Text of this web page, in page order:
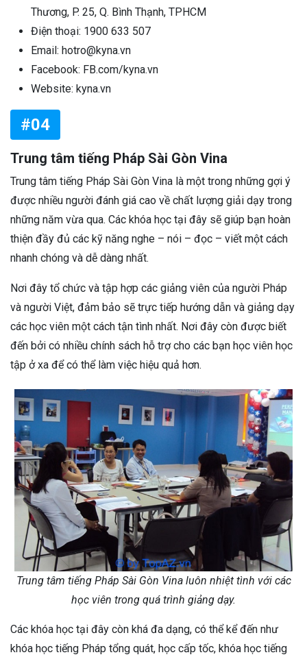
Thương, P. 25, Q. Bình Thạnh, TPHCM
Điện thoại: 1900 633 507
Email: hotro@kyna.vn
Facebook: FB.com/kyna.vn
Website: kyna.vn
#04
Trung tâm tiếng Pháp Sài Gòn Vina
Trung tâm tiếng Pháp Sài Gòn Vina là một trong những gợi ý
được nhiều người đánh giá cao về chất lượng giải dạy trong
những năm vừa qua. Các khóa học tại đây sẽ giúp bạn hoàn
thiện đầy đủ các kỹ năng nghe – nói – đọc – viết một cách
nhanh chóng và dễ dàng nhất.
Nơi đây tổ chức và tập hợp các giảng viên của người Pháp
và người Việt, đảm bảo sẽ trực tiếp hướng dẫn và giảng dạy
các học viên một cách tận tình nhất. Nơi đây còn được biết
đến bởi có nhiều chính sách hỗ trợ cho các bạn học viên học
tập ở xa để có thể làm việc hiệu quả hơn.
Trung tâm tiếng Pháp Sài Gòn Vina luôn nhiệt tình với các
học viên trong quá trình giảng dạy.
Các khóa học tại đây còn khá đa dạng, có thể kể đến như
khóa học tiếng Pháp tổng quát, học cấp tốc, khóa học tiếng